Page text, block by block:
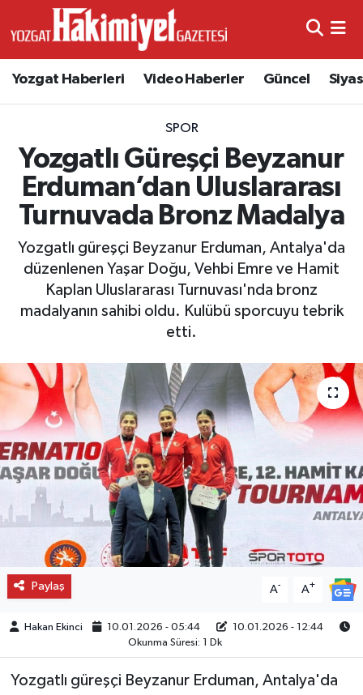
Yozgat Haberleri Video Haberler Güncel
SPOR
Yozgatlı Güreşçi Beyzanur
Erduman’dan Uluslararası
Turnuvada Bronz Madalya
Yozgatlı güreşçi Beyzanur Erduman, Antalya'da
düzenlenen Yaşar Doğu, Vehbi Emre ve Hamit
Kaplan Uluslararası Turnuvası'nda bronz
madalyanın sahibi oldu. Kulübü sporcuyu tebrik
etti.
Paylaş A- A+
Hakan Ekinci 10.01.2026 - 05:44
10.01.2026 - 12:44
Okunma Süresi: 1 Dk
Yozgatlı güreşçi Beyzanur Erduman, Antalya'da